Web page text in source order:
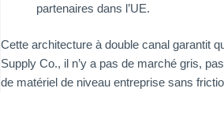
partenaires dans l’UE.
Cette architecture à double canal garantit
Supply Co., il n’y a pas de marché gris,
de matériel de niveau entreprise sans